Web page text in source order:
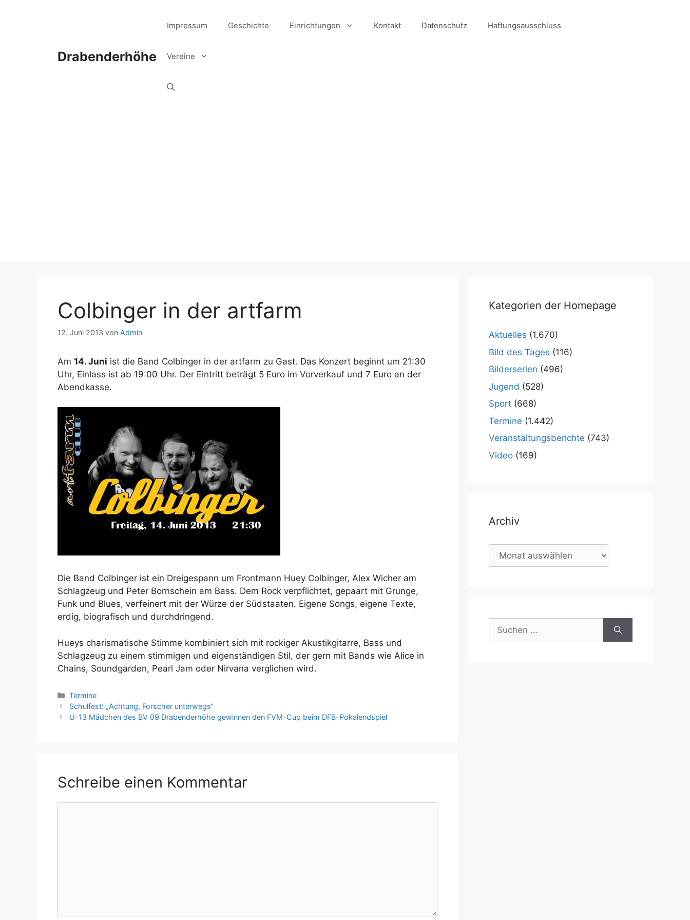
Drabenderhöhe
Impressum Geschichte Einrichtungen Kontakt Datenschutz Haftungsausschluss
Vereine
Colbinger in der artfarm
12. Juni 2013 von Admin
Am 14. Juni ist die Band Colbinger in der artfarm zu Gast. Das Konzert beginnt um 21:30
Uhr, Einlass ist ab 19:00 Uhr. Der Eintritt beträgt 5 Euro im Vorverkauf und 7 Euro an der
Abendkasse.
Die Band Colbinger ist ein Dreigespann um Frontmann Huey Colbinger, Alex Wicher am
Schlagzeug und Peter Bornschein am Bass. Dem Rock verpflichtet, gepaart mit Grunge,
Funk und Blues, verfeinert mit der Würze der Südstaaten. Eigene Songs, eigene Texte,
erdig, biografisch und durchdringend.
Hueys charismatische Stimme kombiniert sich mit rockiger Akustikgitarre, Bass und
Schlagzeug zu einem stimmigen und eigenständigen Stil, der gern mit Bands wie Alice in
Chains, Soundgarden, Pearl Jam oder Nirvana verglichen wird.
Kategorien
Termine
Schulfest: „Achtung, Forscher unterwegs“
U-13 Mädchen des BV 09 Drabenderhöhe gewinnen den FVM-Cup beim DFB-Pokalendspiel
Schreibe einen Kommentar
Kategorien der Homepage
Aktuelles (1.670)
Bild des Tages (116)
Bilderserien (496)
Jugend (528)
Sport (668)
Termine (1.442)
Veranstaltungsberichte (743)
Video (169)
Archiv
Archiv
nach: